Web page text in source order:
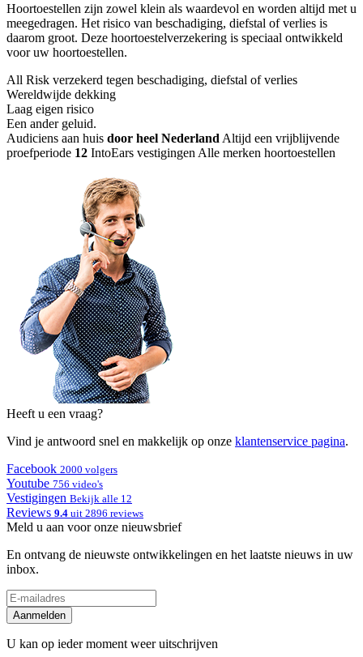
Hoortoestellen zijn zowel klein als waardevol en worden altijd met u
meegedragen. Het risico van beschadiging, diefstal of verlies is
daarom groot. Deze hoortoestelverzekering is speciaal ontwikkeld
voor uw hoortoestellen.
All Risk verzekerd tegen beschadiging, diefstal of verlies
Wereldwijde dekking
Laag eigen risico
Een ander geluid.
Audiciens aan huis door heel Nederland Altijd een vrijblijvende
proefperiode 12 IntoEars vestigingen Alle merken hoortoestellen
Heeft u een vraag?
Vind je antwoord snel en makkelijk op onze klantenservice pagina.
Facebook 2000 volgers
Youtube 756 video's
Vestigingen Bekijk alle 12
Reviews 9.4 uit 2896 reviews
Meld u aan voor onze nieuwsbrief
En ontvang de nieuwste ontwikkelingen en het laatste nieuws in uw
inbox.
Aanmelden
U kan op ieder moment weer uitschrijven